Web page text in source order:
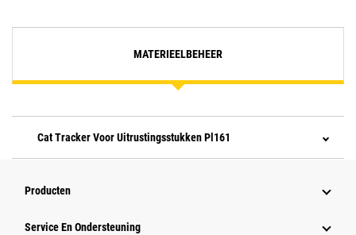
MATERIEELBEHEER
Cat Tracker Voor Uitrustingsstukken Pl161
Producten
Service En Ondersteuning